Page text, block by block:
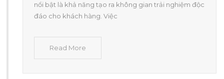
nổi bật là khả năng tạo ra không gian trải nghiệm độc
đáo cho khách hàng. Việc
Read More